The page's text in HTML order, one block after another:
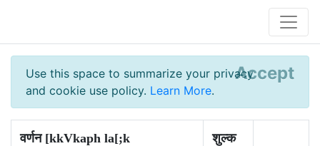
Use this space to summarize your privacy
and cookie use policy. Learn More.
Accept
वर्णन [kkVkaph la[;k शुल्क